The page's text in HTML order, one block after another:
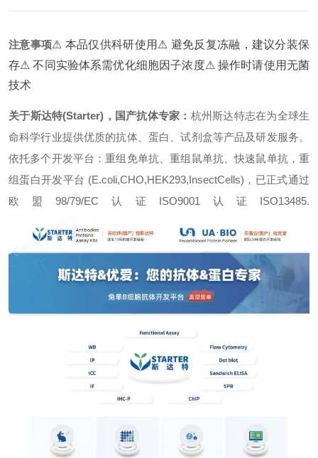
注意事项⚠ 本品仅供科研使用 ⚠ 避免反复冻融，建议分装保
存⚠ 不同实验体系需优化细胞因子浓度⚠ 操作时请使用无菌
技术
关于斯达特(Starter)，国产抗体专家： 杭州斯达特志在为全球生
命科学行业提供优质的抗体、蛋白、试剂盒等产品及研发服务。
依托多个开发平台：重组免单抗、重组鼠单抗、快速鼠单抗，重
组蛋白开发平台 (E.coli,CHO,HEK293,InsectCells)，已正式通过
欧盟98/79/EC认证ISO9001认证ISO13485.